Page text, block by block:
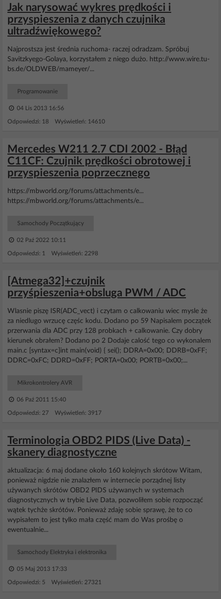
Jak narysować wykres prędkości i
przyspieszenia z danych czujnika
ultradźwiękowego?
Najprostsza jest średnia ruchoma- raczej odradzam. Spróbuj
Savitzkyego-Golaya, korzystałem z niego dużo. http://www.wire.tu-
bs.de/OLDWEB/mameyer/...
Programowanie
04 Lis 2013 16:56
Odpowiedzi: 18 Wyświetleń: 14610
Mercedes W211 2.7 CDI 2002 - Błąd
C11CF: Czujnik prędkości obrotowej i
przyspieszenia poprzecznego
https://mbworld.org/forums/attachments/e...
https://mbworld.org/forums/attachments/e...
Samochody Początkujący
02 Paź 2022 10:11
Odpowiedzi: 1 Wyświetleń: 2298
[Atmega32]+czujnik
przyśpieszenia+obsluga PWM / ADC
Wlasnie piszę ISR(ADC_vect) i czytam o calkowaniu wiec mysle że
za niedlugo wrzucę częśc kodu. Dodano po 59 Napisalem początek
przerwania dla ADC przy 128 probkach + calkowanie. Czy dobry
kierunek obrałem? Dodano po 2 Dodaje calość tego co wykonalem
main.c [syntax=c]int main(void) { sei(); DDRA=0x00; DDRB=0xFF;
DDRC=0xFC; DDRD=0xFF; PORTA=0x00; PORTB=0x00;...
Mikrokontrolery AVR
06 Paź 2011 15:40
Odpowiedzi: 27 Wyświetleń: 3917
Terminologia OBD2 PIDS (Live Data) -
skanery diagnostyczne
aktualizacja: 6 maj dodane około 160 kolejnych skrótow Witam,
ponieważ nigdzie nie znalazłem w internecie porządnej listy
używanych skrótów OBD2 PIDS używanych w systemach
diagnostycznych w trybie Live Data, pozwoliłem sobie rozpocząć
wątek tychże skrótów. Ponieważ zdaję sobie sprawę, że to co
wypisałem to jest tylko mała część mam do Was prośbę o
ewentualnie...
Samochody Elektryka i elektronika
05 Maj 2013 17:33
Odpowiedzi: 5 Wyświetleń: 27321